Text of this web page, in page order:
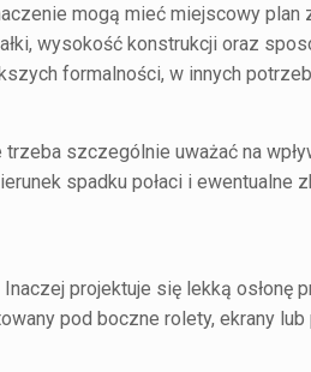
mogą mieć miejscowy plan
wysokość konstrukcji oraz
formalności, w innych
szczególnie uważać na
spadku połaci i ewentualne
projektuje się lekką osłonę
pod boczne rolety, ekrany